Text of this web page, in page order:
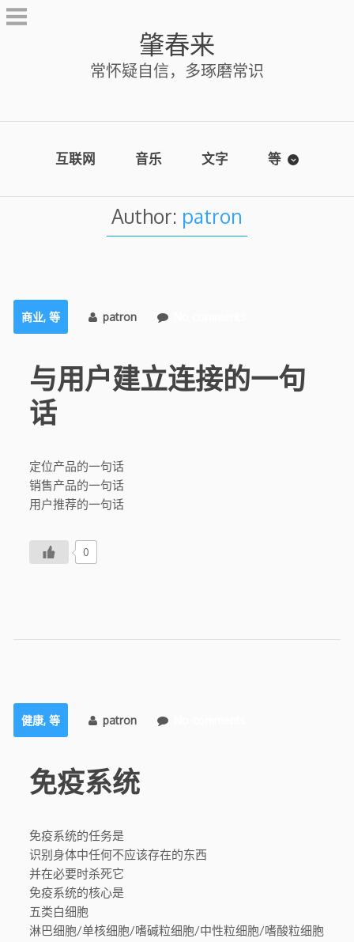
Skip
to
肇春来
常怀疑自信，多琢磨常识
互联网 音乐 文字 等
Author: patron
商业, 等 patron
与用户建立连接的一句
话
定位产品的一句话
销售产品的一句话
用户推荐的一句话
0
健康, 等 patron
免疫系统
免疫系统的任务是
识别身体中任何不应该存在的东西
并在必要时杀死它
免疫系统的核心是
五类白细胞
淋巴细胞/单核细胞/嗜碱粒细胞/中性粒细胞/嗜酸粒细胞